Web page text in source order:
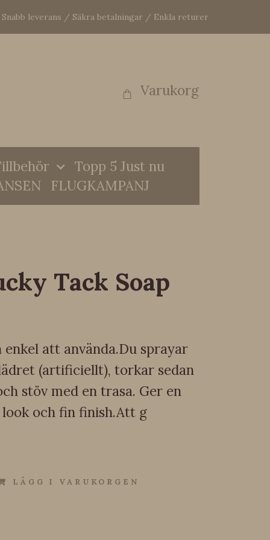
Snabb leverans / Säkra betalningar / Enkla returer
Varukorg
Topp 5 Just nu
FLUGKAMPANJ
Tack Soap
enkel att använda.Du sprayar
(artificiellt), torkar sedan
stöv med en trasa. Ger en
och fin finish.Att g
LÄGG I VARUKORGEN